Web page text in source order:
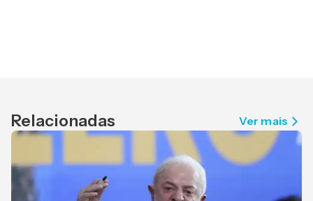
Relacionadas Ver mais